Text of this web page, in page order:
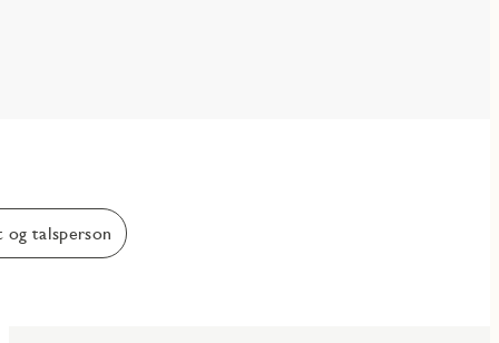
og talsperson